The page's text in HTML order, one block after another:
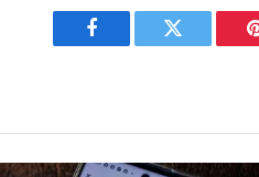
FacebookTwitter